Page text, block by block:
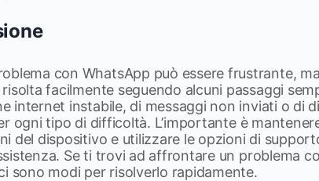
con WhatsApp può essere frustrante,
risolta facilmente seguendo alcuni passaggi
internet instabile, di messaggi non inviati o di
ogni tipo di difficoltà. L’importante è
del dispositivo e utilizzare le opzioni di
Se ti trovi ad affrontare un problema
sono modi per risolverlo rapidamente.